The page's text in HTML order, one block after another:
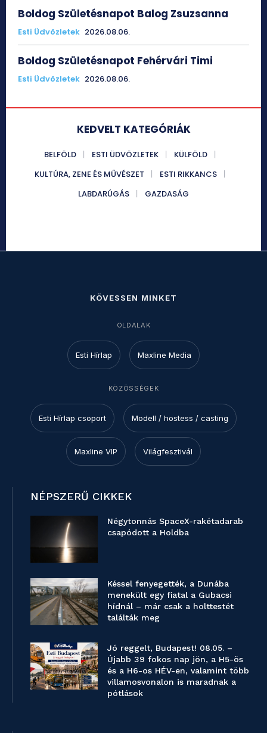
Boldog Születésnapot Balog Zsuzsanna
Esti Üdvözletek 2026.08.06.
Boldog Születésnapot Fehérvári Timi
Esti Üdvözletek 2026.08.06.
KEDVELT KATEGÓRIÁK
BELFÖLD ESTI ÜDVÖZLETEK
KÜLFÖLD
KULTÚRA, ZENE ÉS MŰVÉSZET
ESTI RIKKANCS
LABDARÚGÁS
GAZDASÁG
KÖVESSEN MINKET
OLDALAK
Esti Hírlap Maxline Media
KÖZÖSSÉGEK
Esti Hírlap csoport Modell / hostess / casting
Maxline VIP Világfesztivál
NÉPSZERŰ CIKKEK
Négytonnás SpaceX-rakétadarab
csapódott a Holdba
Késsel fenyegették, a Dunába
menekült egy fiatal a Gubacsi
hídnál – már csak a holttestét
találták meg
Jó reggelt, Budapest! 08.05. –
Újabb 39 fokos nap jön, a H5-ös
és a H6-os HÉV-en, valamint több
villamosvonalon is maradnak a
pótlások